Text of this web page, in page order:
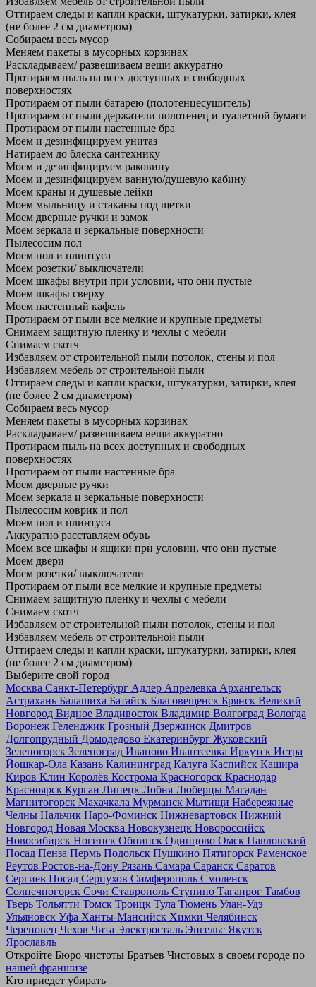
Оттираем следы и капли краски, штукатурки, затирки, клея
(не более 2 см диаметром)
Собираем весь мусор
Меняем пакеты в мусорных корзинах
Раскладываем/ развешиваем вещи аккуратно
Протираем пыль на всех доступных и свободных
поверхностях
Протираем от пыли батарею (полотенцесушитель)
Протираем от пыли держатели полотенец и туалетной бумаги
Протираем от пыли настенные бра
Моем и дезинфицируем унитаз
Натираем до блеска сантехнику
Моем и дезинфицируем раковину
Моем и дезинфицируем ванную/душевую кабину
Моем краны и душевые лейки
Моем мыльницу и стаканы под щетки
Моем дверные ручки и замок
Моем зеркала и зеркальные поверхности
Пылесосим пол
Моем пол и плинтуса
Моем розетки/ выключатели
Моем шкафы внутри при условии, что они пустые
Моем шкафы сверху
Моем настенный кафель
Протираем от пыли все мелкие и крупные предметы
Снимаем защитную пленку и чехлы с мебели
Снимаем скотч
Избавляем от строительной пыли потолок, стены и пол
Избавляем мебель от строительной пыли
Оттираем следы и капли краски, штукатурки, затирки, клея
(не более 2 см диаметром)
Собираем весь мусор
Меняем пакеты в мусорных корзинах
Раскладываем/ развешиваем вещи аккуратно
Протираем пыль на всех доступных и свободных
поверхностях
Протираем от пыли настенные бра
Моем дверные ручки
Моем зеркала и зеркальные поверхности
Пылесосим коврик и пол
Моем пол и плинтуса
Аккуратно расставляем обувь
Моем все шкафы и ящики при условии, что они пустые
Моем двери
Моем розетки/ выключатели
Протираем от пыли все мелкие и крупные предметы
Снимаем защитную пленку и чехлы с мебели
Снимаем скотч
Избавляем от строительной пыли потолок, стены и пол
Избавляем мебель от строительной пыли
Оттираем следы и капли краски, штукатурки, затирки, клея
(не более 2 см диаметром)
Выберите свой город
Москва Санкт-Петербург Адлер Апрелевка Архангельск
Астрахань Балашиха Батайск Благовещенск Брянск Великий
Новгород Видное Владивосток Владимир Волгоград Вологда
Воронеж Геленджик Грозный Дзержинск Дмитров
Долгопрудный Домодедово Екатеринбург Жуковский
Зеленогорск Зеленоград Иваново Ивантеевка Иркутск Истра
Йошкар-Ола Казань Калининград Калуга Каспийск Кашира
Киров Клин Королёв Кострома Красногорск Краснодар
Красноярск Курган Липецк Лобня Люберцы Магадан
Магнитогорск Махачкала Мурманск Мытищи Набережные
Челны Нальчик Наро-Фоминск Нижневартовск Нижний
Новгород Новая Москва Новокузнецк Новороссийск
Новосибирск Ногинск Обнинск Одинцово Омск Павловский
Посад Пенза Пермь Подольск Пушкино Пятигорск Раменское
Реутов Ростов-на-Дону Рязань Самара Саранск Саратов
Сергиев Посад Серпухов Симферополь Смоленск
Солнечногорск Сочи Ставрополь Ступино Таганрог Тамбов
Тверь Тольятти Томск Троицк Тула Тюмень Улан-Удэ
Ульяновск Уфа Ханты-Мансийск Химки Челябинск
Череповец Чехов Чита Электросталь Энгельс Якутск
Ярославль
Откройте Бюро чистоты Братьев Чистовых в своем городе по
нашей франшизе
Кто приедет убирать